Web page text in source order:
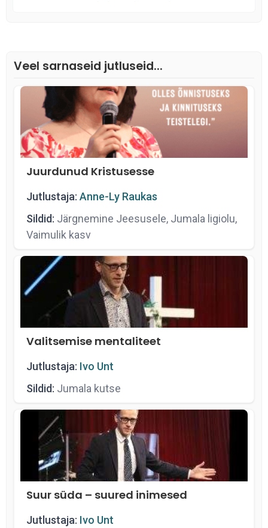
Veel sarnaseid jutluseid...
Juurdunud Kristusesse
Jutlustaja: Anne-Ly Raukas
Sildid: Järgnemine Jeesusele, Jumala ligiolu,
Vaimulik kasv
Valitsemise mentaliteet
Jutlustaja: Ivo Unt
Sildid: Jumala kutse
Suur süda – suured inimesed
Jutlustaja: Ivo Unt